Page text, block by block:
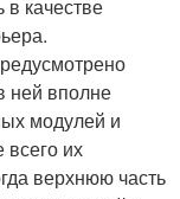
в качестве
ней вполне
модулей и
их
верхнюю часть